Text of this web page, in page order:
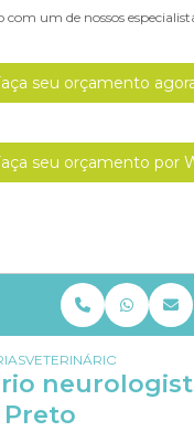
um de nossos
seu orçamento
seu orçamento por
VETERINÁRIO
Preto